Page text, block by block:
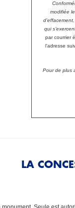
modifiée
qui
par courrier
l’adresse
Pour de plus
LA